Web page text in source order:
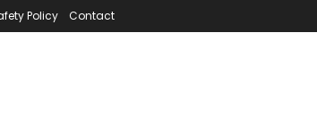
Policy Contact